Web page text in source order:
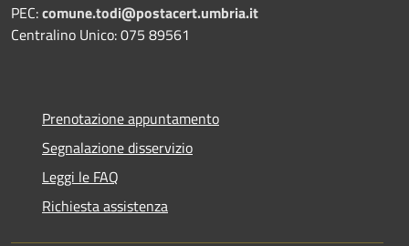
PEC:comune.todi@postacert.umbria.it
Centralino Unico: 075 89561
Prenotazione appuntamento
Segnalazione disservizio
Leggi le FAQ
Richiesta assistenza